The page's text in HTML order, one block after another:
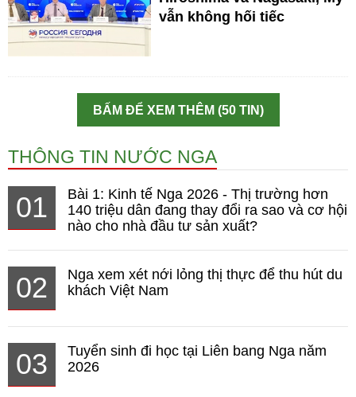
vẫn không hối tiếc
BẤM ĐỂ XEM THÊM (50 TIN)
THÔNG TIN NƯỚC NGA
01
Bài 1: Kinh tế Nga 2026 - Thị trường hơn
140 triệu dân đang thay đổi ra sao và cơ hội
nào cho nhà đầu tư sản xuất?
02
Nga xem xét nới lỏng thị thực để thu hút du
khách Việt Nam
03
Tuyển sinh đi học tại Liên bang Nga năm
2026